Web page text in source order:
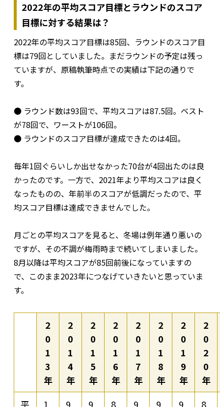
2022年の平均スコア目標とラウンドのスコア
目標に対する結果は？
2022年の平均スコア目標は85回、ラウンドのスコア目
標は79回としていました。まだラウンドの予定は残っ
ていますが、原稿執筆時点での実績は下記の通りで
す。
● ラウンド数は93回で、平均スコアは87.5回。ベスト
が78回で、ワーストが106回。
● ラウンドのスコア目標が達成できたのは4回。
毎年1回ぐらいしか出せなかった70台が4回出たのは良
かったのです。一方で、2021年より平均スコアは良く
なったものの、年前半のスコアが低調だったので、平
均スコア目標は達成できませんでした。
月ごとの平均スコアを見ると、冬場は例年通り悪いの
ですが、その不調が梅雨時まで続いてしまいました。
8月以降は平均スコアが85回前後になっていますの
で、このまま2023年につなげていきたいと思っていま
す。
2
0
1
3
年
2
0
1
4
年
2
0
1
5
年
2
0
1
6
年
2
0
1
7
年
2
0
1
8
年
2
0
1
9
年
2
0
2
0
年
平
1 9 9 8 9 9 9 8